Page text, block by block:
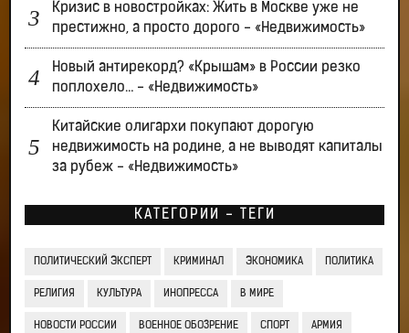
Кризис в новостройках: Жить в Москве уже не
престижно, а просто дорого - «Недвижимость»
Новый антирекорд? «Крышам» в России резко
поплохело… - «Недвижимость»
Китайские олигархи покупают дорогую
недвижимость на родине, а не выводят капиталы
за рубеж - «Недвижимость»
КАТЕГОРИИ - ТЕГИ
ПОЛИТИЧЕСКИЙ ЭКСПЕРТ КРИМИНАЛ ЭКОНОМИКА ПОЛИТИКА
РЕЛИГИЯ КУЛЬТУРА ИНОПРЕССА В МИРЕ
НОВОСТИ РОССИИ ВОЕННОЕ ОБОЗРЕНИЕ СПОРТ АРМИЯ